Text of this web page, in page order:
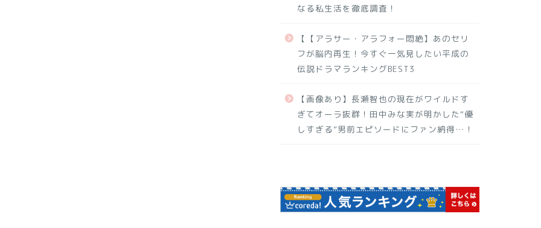
なる私生活を徹底調査！
【【アラサー・アラフォー悶絶】あのセリ
フが脳内再生！今すぐ一気見したい平成の
伝説ドラマランキングBEST3
【画像あり】長瀬智也の現在がワイルドす
ぎてオーラ抜群！田中みな実が明かした“優
しすぎる”男前エピソードにファン納得…！